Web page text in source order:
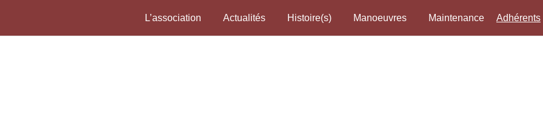
L’association Actualités Histoire(s) Manoeuvres Maintenance Adhérents